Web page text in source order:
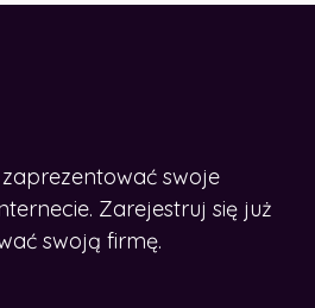
swoje
Zarejestruj się już
swoją firmę.